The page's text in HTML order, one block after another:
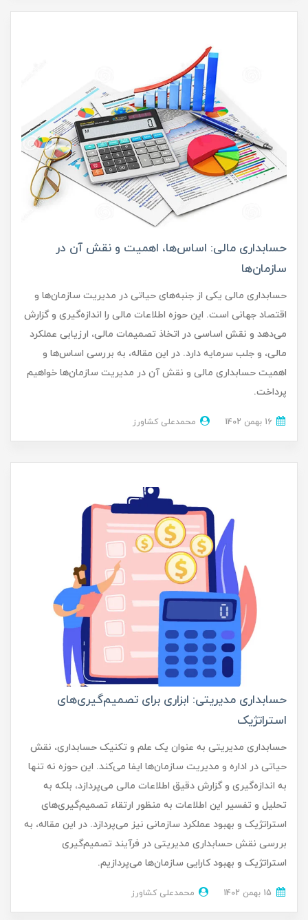
حسابداری مالی: اساس‌ها، اهمیت و نقش آن در
سازمان‌ها
حسابداری مالی یکی از جنبه‌های حیاتی در مدیریت سازمان‌ها و
اقتصاد جهانی است. این حوزه اطلاعات مالی را اندازه‌گیری و گزارش
می‌دهد و نقش اساسی در اتخاذ تصمیمات مالی، ارزیابی عملکرد
مالی، و جلب سرمایه دارد. در این مقاله، به بررسی اساس‌ها و
اهمیت حسابداری مالی و نقش آن در مدیریت سازمان‌ها خواهیم
پرداخت.
محمدعلی کشاورز
حسابداری مدیریتی: ابزاری برای تصمیم‌گیری‌های
استراتژیک
حسابداری مدیریتی به عنوان یک علم و تکنیک حسابداری، نقش
حیاتی در اداره و مدیریت سازمان‌ها ایفا می‌کند. این حوزه نه تنها
به اندازه‌گیری و گزارش دقیق اطلاعات مالی می‌پردازد، بلکه به
تحلیل و تفسیر این اطلاعات به منظور ارتقاء تصمیم‌گیری‌های
استراتژیک و بهبود عملکرد سازمانی نیز می‌پردازد. در این مقاله، به
بررسی نقش حسابداری مدیریتی در فرآیند تصمیم‌گیری
استراتژیک و بهبود کارایی سازمان‌ها می‌پردازیم.
محمدعلی کشاورز